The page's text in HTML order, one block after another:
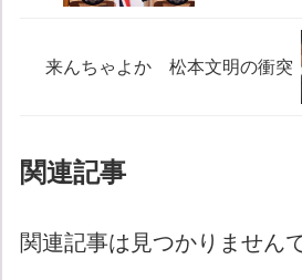
来んちゃよか 松本文明の衝突
関連記事
関連記事は見つかりません